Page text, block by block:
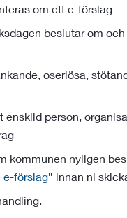
om ett e-förslag
beslutar om
oseriösa,
person,
kommunen nyligen
e-förslag” innan ni